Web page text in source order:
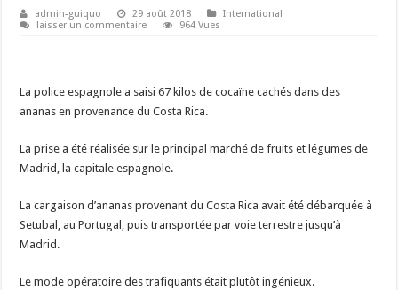
admin-guiquo 29 août 2018
International
laisser un commentaire
964 Vues
La police espagnole a saisi 67 kilos de cocaïne cachés dans des
ananas en provenance du Costa Rica.
La prise a été réalisée sur le principal marché de fruits et légumes de
Madrid, la capitale espagnole.
La cargaison d’ananas provenant du Costa Rica avait été débarquée à
Setubal, au Portugal, puis transportée par voie terrestre jusqu’à
Madrid.
Le mode opératoire des trafiquants était plutôt ingénieux.